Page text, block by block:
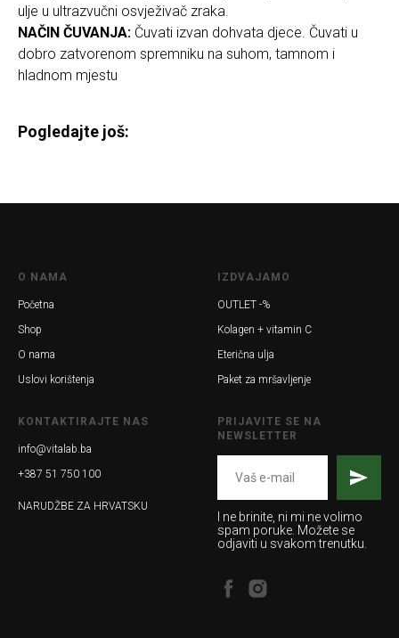
ulje u ultrazvučni osvježivač zraka.
NAČIN ČUVANJA: Čuvati izvan dohvata djece. Čuvati u
dobro zatvorenom spremniku na suhom, tamnom i
hladnom mjestu
Pogledajte još:
O NAMA
Početna
Shop
O nama
Uslovi korištenja
IZDVAJAMO
OUTLET -%
Kolagen + vitamin C
Eterična ulja
Paket za mršavljenje
KONTAKTIRAJTE NAS
info@vitalab.ba
+387 51 750 100
NARUDŽBE ZA HRVATSKU
PRIJAVITE SE NA
NEWSLETTER
I ne brinite, ni mi ne volimo
spam poruke. Možete se
odjaviti u svakom trenutku.